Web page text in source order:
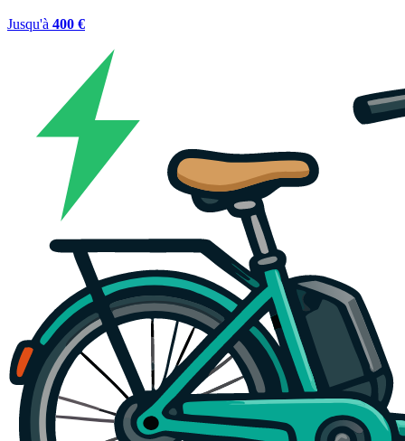
Jusqu'à 400 €